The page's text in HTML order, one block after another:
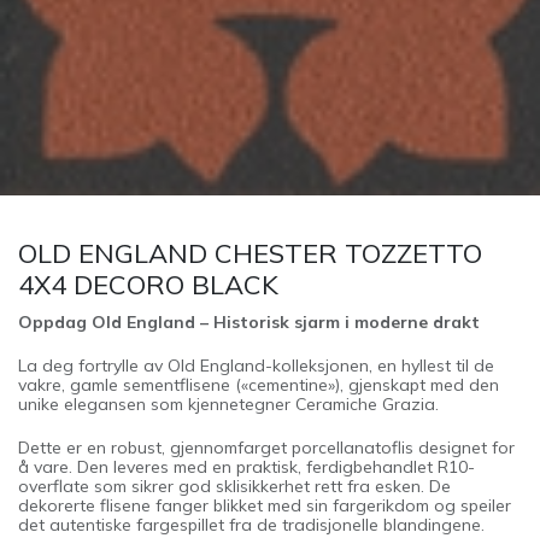
OLD ENGLAND CHESTER TOZZETTO
4X4 DECORO BLACK
Oppdag Old England – Historisk sjarm i moderne drakt
La deg fortrylle av Old England-kolleksjonen, en hyllest til de
vakre, gamle sementflisene («cementine»), gjenskapt med den
unike elegansen som kjennetegner Ceramiche Grazia.
Dette er en robust, gjennomfarget porcellanatoflis designet for
å vare. Den leveres med en praktisk, ferdigbehandlet R10-
overflate som sikrer god sklisikkerhet rett fra esken. De
dekorerte flisene fanger blikket med sin fargerikdom og speiler
det autentiske fargespillet fra de tradisjonelle blandingene.